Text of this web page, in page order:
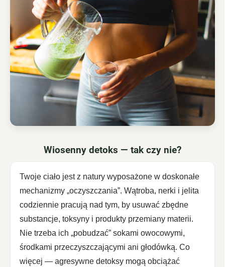
Wiosenny detoks — tak czy nie?
Twoje ciało jest z natury wyposażone w doskonałe
mechanizmy „oczyszczania”. Wątroba, nerki i jelita
codziennie pracują nad tym, by usuwać zbędne
substancje, toksyny i produkty przemiany materii.
Nie trzeba ich „pobudzać” sokami owocowymi,
środkami przeczyszczającymi ani głodówką. Co
więcej — agresywne detoksy mogą obciążać